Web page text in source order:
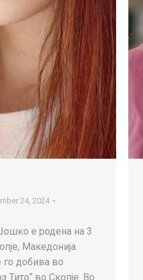
24, 2024
е родена на 3
Македонија.
го добива во
Тито“ во Скопје. Во